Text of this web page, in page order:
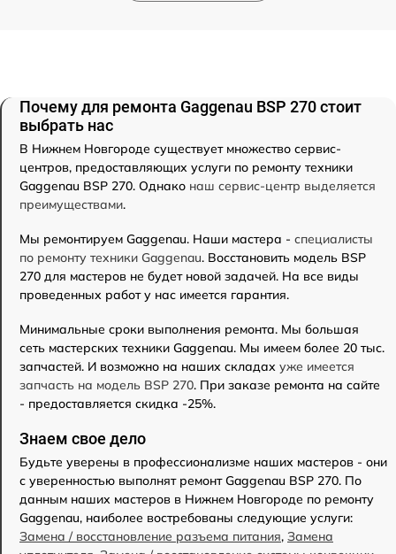
Почему для ремонта Gaggenau BSP 270 стоит
выбрать нас
В Нижнем Новгороде существует множество сервис-
центров, предоставляющих услуги по ремонту техники
Gaggenau BSP 270. Однако наш сервис-центр выделяется
преимуществами.
Мы ремонтируем Gaggenau. Наши мастера - специалисты
по ремонту техники Gaggenau. Восстановить модель BSP
270 для мастеров не будет новой задачей. На все виды
проведенных работ у нас имеется гарантия.
Минимальные сроки выполнения ремонта. Мы большая
сеть мастерских техники Gaggenau. Мы имеем более 20 тыс.
запчастей. И возможно на наших складах уже имеется
запчасть на модель BSP 270. При заказе ремонта на сайте
- предоставляется скидка -25%.
Знаем свое дело
Будьте уверены в профессионализме наших мастеров - они
с уверенностью выполнят ремонт Gaggenau BSP 270. По
данным наших мастеров в Нижнем Новгороде по ремонту
Gaggenau, наиболее востребованы следующие услуги:
Замена / восстановление разъема питания, Замена